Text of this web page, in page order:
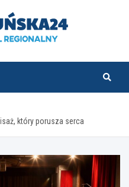
który porusza serca